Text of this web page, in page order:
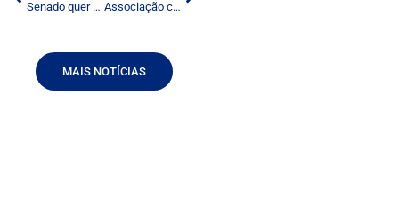
Senado quer restringir publicidade de empréstimo
Associação cearense de radiodifusão realiza convenção em Fortaleza
MAIS NOTÍCIAS